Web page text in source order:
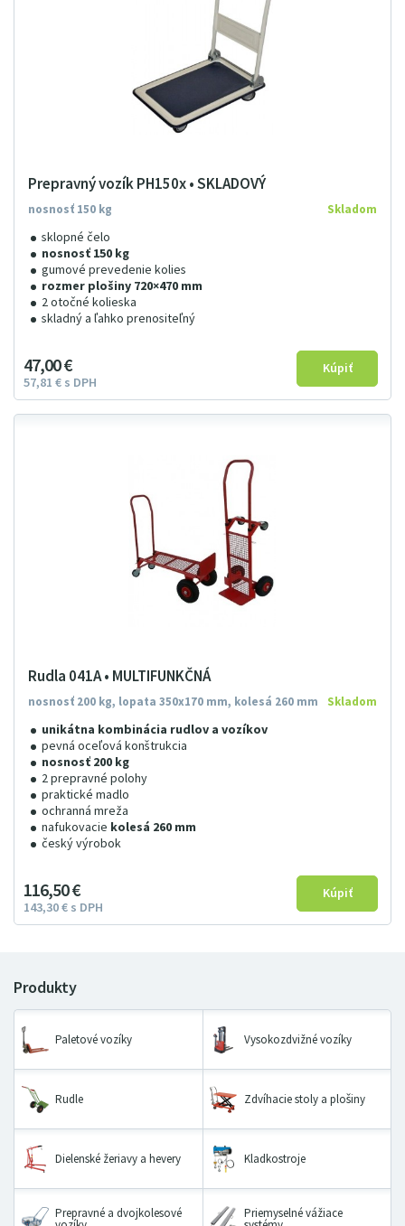
Prepravný vozík PH150x • SKLADOVÝ
nosnosť 150 kg
sklopné čelo
nosnosť 150 kg
gumové prevedenie kolies
rozmer plošiny 720×470 mm
2 otočné kolieska
skladný a ľahko prenositeľný
Skladom
47 00€
57 81 € s DPH
Rudla 041A • MULTIFUNKČNÁ
nosnosť 200 kg, lopata 350x170 mm, kolesá 260 mm
unikátna kombinácia rudlov a vozíkov
pevná oceľová konštrukcia
nosnosť 200 kg
2 prepravné polohy
praktické madlo
ochranná mreža
nafukovacie kolesá 260 mm
český výrobok
Skladom
116 50€
143 30€ s DPH
Paletové vozíky Vysokozdvižné vozíky
Rudle Zdvíhacie stoly a plošiny
Dielenské žeriavy a hevery Kladkostroje
Prepravné a dvojkolesové Priemyselné vážiace